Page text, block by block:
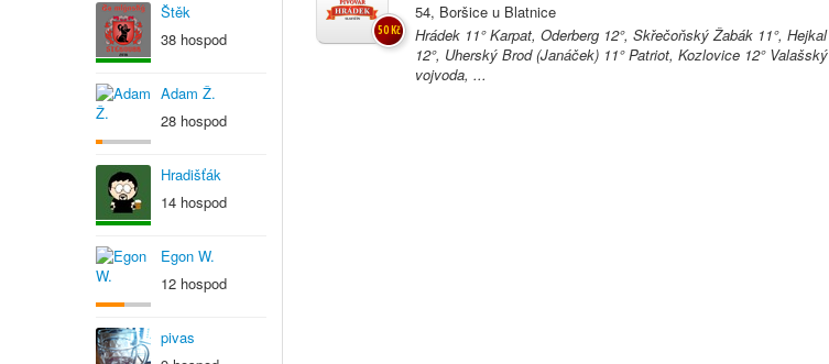
Štěk
38 hospod
Adam Ž.
28 hospod
Hradišťák
14 hospod
Egon W.
12 hospod
pivas
54, Boršice u Blatnice
Hrádek 11° Karpat, Oderberg 12°, Skřečoňský Žabák 11°, Hejkal
12°, Uherský Brod (Janáček) 11° Patriot, Kozlovice 12° Valašský
vojvoda, ...
50 Kč